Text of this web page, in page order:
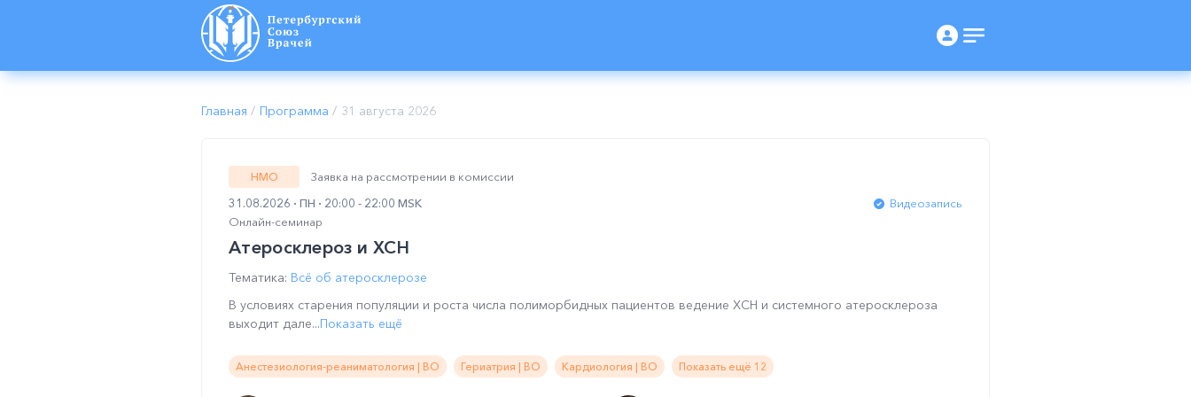
Главная / Программа / 31 августа 2026
НМО
Заявка на рассмотрении в комиссии
31.08.2026
ПН 20:00 - 22:00 MSK
Видеозапись
Онлайн-семинар
Атеросклероз и ХСН
Тематика: Всё об атеросклерозе
В условиях старения популяции и роста числа полиморбидных пациентов ведение ХСН и системного атеросклероза
выходит дале...Показать ещё
Анестезиология-реаниматология | ВО Гериатрия | ВО Кардиология | ВО Показать ещё 12